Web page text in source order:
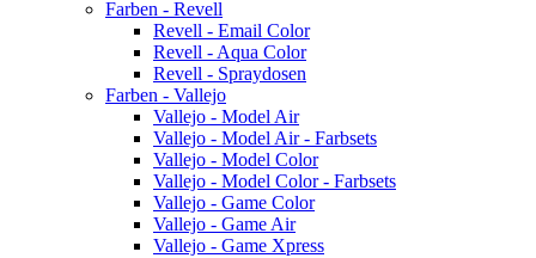
Farben - Revell
Revell - Email Color
Revell - Aqua Color
Revell - Spraydosen
Farben - Vallejo
Vallejo - Model Air
Vallejo - Model Air - Farbsets
Vallejo - Model Color
Vallejo - Model Color - Farbsets
Vallejo - Game Color
Vallejo - Game Air
Vallejo - Game Xpress